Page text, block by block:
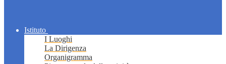
Istituto
I Luoghi
La Dirigenza
Organigramma